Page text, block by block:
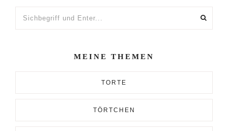
MEINE THEMEN
TORTE
TÖRTCHEN